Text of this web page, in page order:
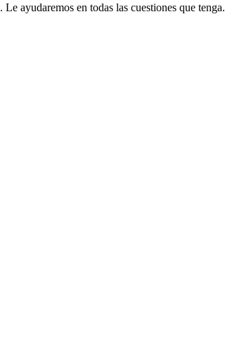
. Le ayudaremos en todas las cuestiones que tenga.